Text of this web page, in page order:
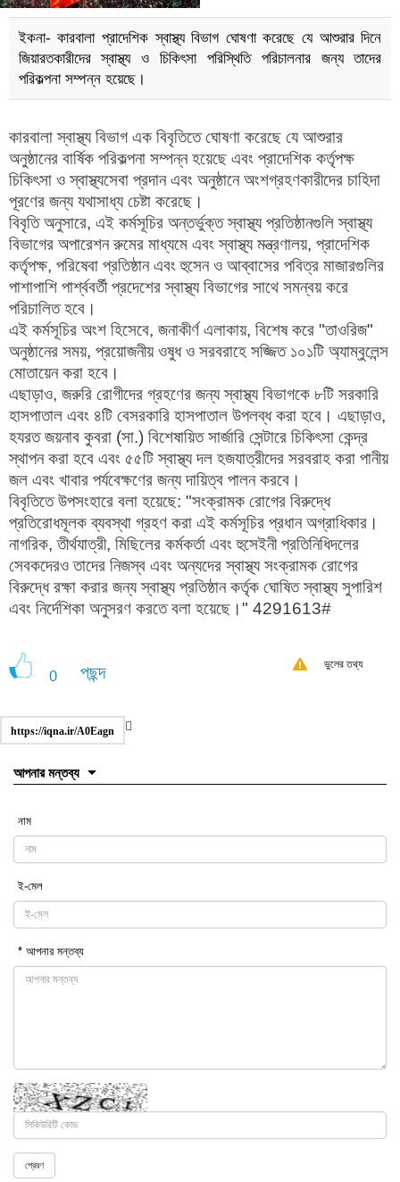
ইকনা- কারবালা প্রাদেশিক স্বাস্থ্য বিভাগ ঘোষণা করেছে যে আশুরার দিনে
জিয়ারতকারীদের স্বাস্থ্য ও চিকিৎসা পরিস্থিতি পরিচালনার জন্য তাদের
পরিকল্পনা সম্পন্ন হয়েছে।
কারবালা স্বাস্থ্য বিভাগ এক বিবৃতিতে ঘোষণা করেছে যে আশুরার
অনুষ্ঠানের বার্ষিক পরিকল্পনা সম্পন্ন হয়েছে এবং প্রাদেশিক কর্তৃপক্ষ
চিকিৎসা ও স্বাস্থ্যসেবা প্রদান এবং অনুষ্ঠানে অংশগ্রহণকারীদের চাহিদা
পূরণের জন্য যথাসাধ্য চেষ্টা করেছে।
বিবৃতি অনুসারে, এই কর্মসূচির অন্তর্ভুক্ত স্বাস্থ্য প্রতিষ্ঠানগুলি স্বাস্থ্য
বিভাগের অপারেশন রুমের মাধ্যমে এবং স্বাস্থ্য মন্ত্রণালয়, প্রাদেশিক
কর্তৃপক্ষ, পরিষেবা প্রতিষ্ঠান এবং হুসেন ও আব্বাসের পবিত্র মাজারগুলির
পাশাপাশি পার্শ্ববর্তী প্রদেশের স্বাস্থ্য বিভাগের সাথে সমন্বয় করে
পরিচালিত হবে।
এই কর্মসূচির অংশ হিসেবে, জনাকীর্ণ এলাকায়, বিশেষ করে "তাওরিজ"
অনুষ্ঠানের সময়, প্রয়োজনীয় ওষুধ ও সরবরাহে সজ্জিত ১০১টি অ্যাম্বুলেন্স
মোতায়েন করা হবে।
এছাড়াও, জরুরি রোগীদের গ্রহণের জন্য স্বাস্থ্য বিভাগকে ৮টি সরকারি
হাসপাতাল এবং ৪টি বেসরকারি হাসপাতাল উপলব্ধ করা হবে। এছাড়াও,
হযরত জয়নাব কুবরা (সা.) বিশেষায়িত সার্জারি সেন্টারে চিকিৎসা কেন্দ্র
স্থাপন করা হবে এবং ৫৫টি স্বাস্থ্য দল হজযাত্রীদের সরবরাহ করা পানীয়
জল এবং খাবার পর্যবেক্ষণের জন্য দায়িত্ব পালন করবে।
বিবৃতিতে উপসংহারে বলা হয়েছে: "সংক্রামক রোগের বিরুদ্ধে
প্রতিরোধমূলক ব্যবস্থা গ্রহণ করা এই কর্মসূচির প্রধান অগ্রাধিকার।
নাগরিক, তীর্থযাত্রী, মিছিলের কর্মকর্তা এবং হুসেইনী প্রতিনিধিদলের
সেবকদেরও তাদের নিজস্ব এবং অন্যদের স্বাস্থ্য সংক্রামক রোগের
বিরুদ্ধে রক্ষা করার জন্য স্বাস্থ্য প্রতিষ্ঠান কর্তৃক ঘোষিত স্বাস্থ্য সুপারিশ
এবং নির্দেশিকা অনুসরণ করতে বলা হয়েছে।" 4291613#
0 পছন্দ ভুলের তথ্য
https://iqna.ir/A0Eagn
আপনার মন্তব্য
নাম
ই-মেল
* আপনার মন্তব্য